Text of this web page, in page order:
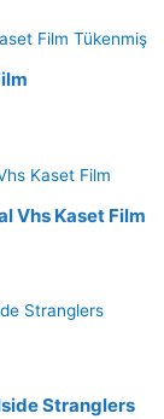
Tükenmiş
Vhs Kaset Film
Stranglers